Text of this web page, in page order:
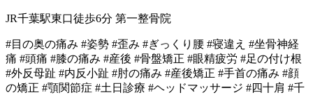
JR千葉駅東口徒歩6分 第一整骨院
#目の奥の痛み #姿勢 #歪み #ぎっくり腰 #寝違え #坐骨神経
痛 #頭痛 #膝の痛み #産後 #骨盤矯正 #眼精疲労 #足の付け根
#外反母趾 #内反小趾 #肘の痛み #産後矯正 #手首の痛み #顔
の矯正 #顎関節症 #土日診療 #ヘッドマッサージ #四十肩 #千